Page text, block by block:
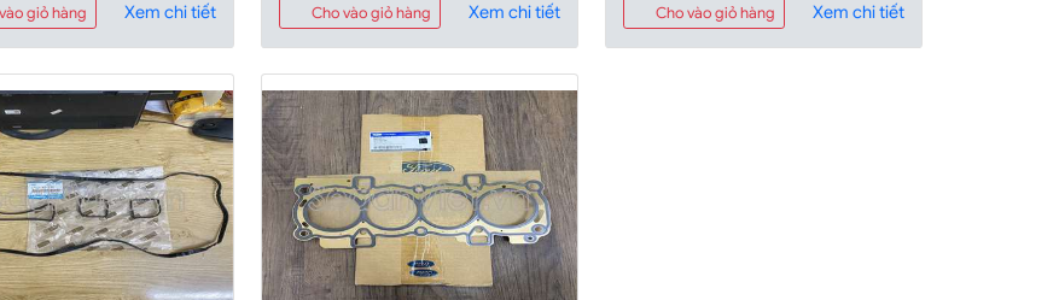
giỏ hàng Xem chi tiết Cho vào giỏ hàng Xem chi tiết Cho vào giỏ hàng Xem chi tiết